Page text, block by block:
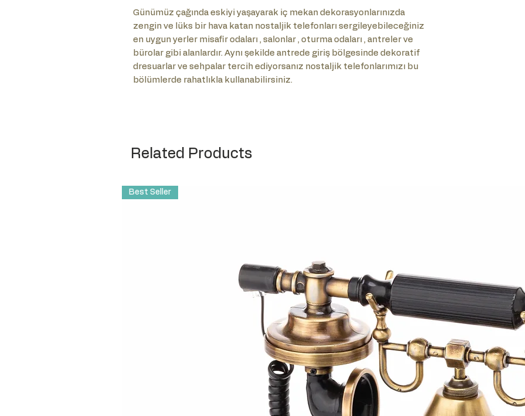
Günümüz çağında eskiyi yaşayarak iç mekan dekorasyonlarınızda
zengin ve lüks bir hava katan nostaljik telefonları sergileyebileceğiniz
en uygun yerler misafir odaları , salonlar , oturma odaları , antreler ve
bürolar gibi alanlardır. Aynı şekilde antrede giriş bölgesinde dekoratif
dresuarlar ve sehpalar tercih ediyorsanız nostaljik telefonlarımızı bu
bölümlerde rahatlıkla kullanabilirsiniz.
Related Products
Best Seller